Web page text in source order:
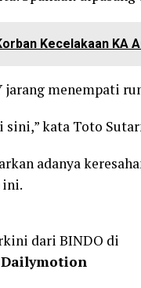
Kecelakaan KA
jarang menempati
sini,” kata Toto
adanya
ini.
dari BINDO di
Dailymotion